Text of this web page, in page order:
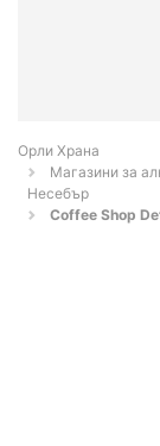
Орли Храна
Магазини за
Несебър
Coffee Shop